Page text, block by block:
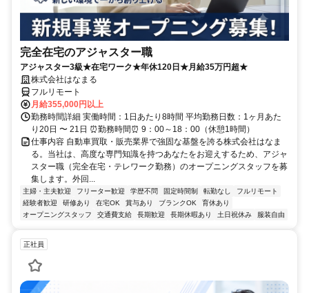
完全在宅のアジャスター職
アジャスター3級★在宅ワーク★年休120日★月給35万円超★
株式会社はなまる
フルリモート
月給355,000円以上
勤務時間詳細 実働時間：1日あたり8時間 平均勤務日数：1ヶ月あた
り20日 〜 21日 ⏰勤務時間⏰ 9：00～18：00（休憩1時間）
仕事内容 自動車買取・販売業界で強固な基盤を誇る株式会社はなま
る。当社は、高度な専門知識を持つあなたをお迎えするため、アジャ
スター職（完全在宅・テレワーク勤務）のオープニングスタッフを募
集します。外回...
主婦・主夫歓迎 フリーター歓迎 学歴不問 固定時間制 転勤なし
フルリモート
経験者歓迎
研修あり 在宅OK 賞与あり ブランクOK
育休あり
オープニングスタッフ
交通費支給 長期歓迎 長期休暇あり 土日祝休み 服装自由
正社員